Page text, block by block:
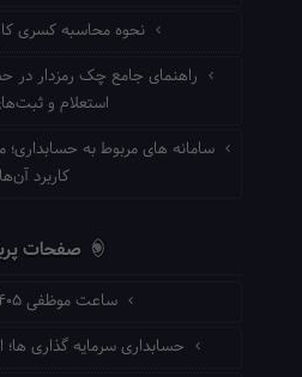
نحوه محاسبه کسری کار
راهنمای جامع چک رمزدار در
استعلام و
سامانه های مربوط به حسابداری؛
کاربرد آن‌ها
صفحات
ساعت موظفی ۱۴۰۵ اداره کار
حسابداری سرمایه گذاری ها؛